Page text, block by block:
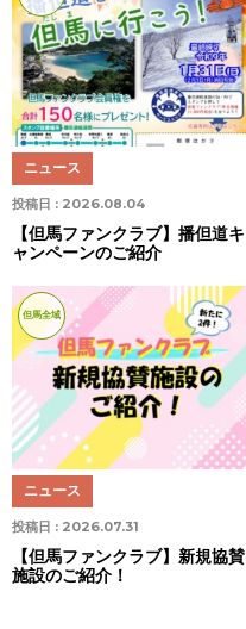
投稿日 : 2026.08.04
ニュース
【但馬ファンクラブ】播但道キ
ャンペーンのご紹介
但馬全域
投稿日 : 2026.07.31
ニュース
【但馬ファンクラブ】新規協賛
施設のご紹介！